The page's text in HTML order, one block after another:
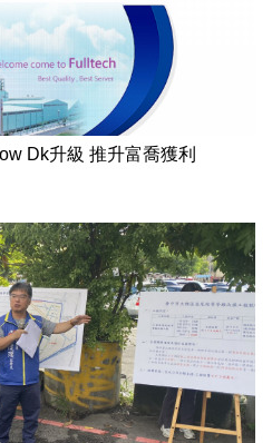
Dk升級 推升富喬獲利